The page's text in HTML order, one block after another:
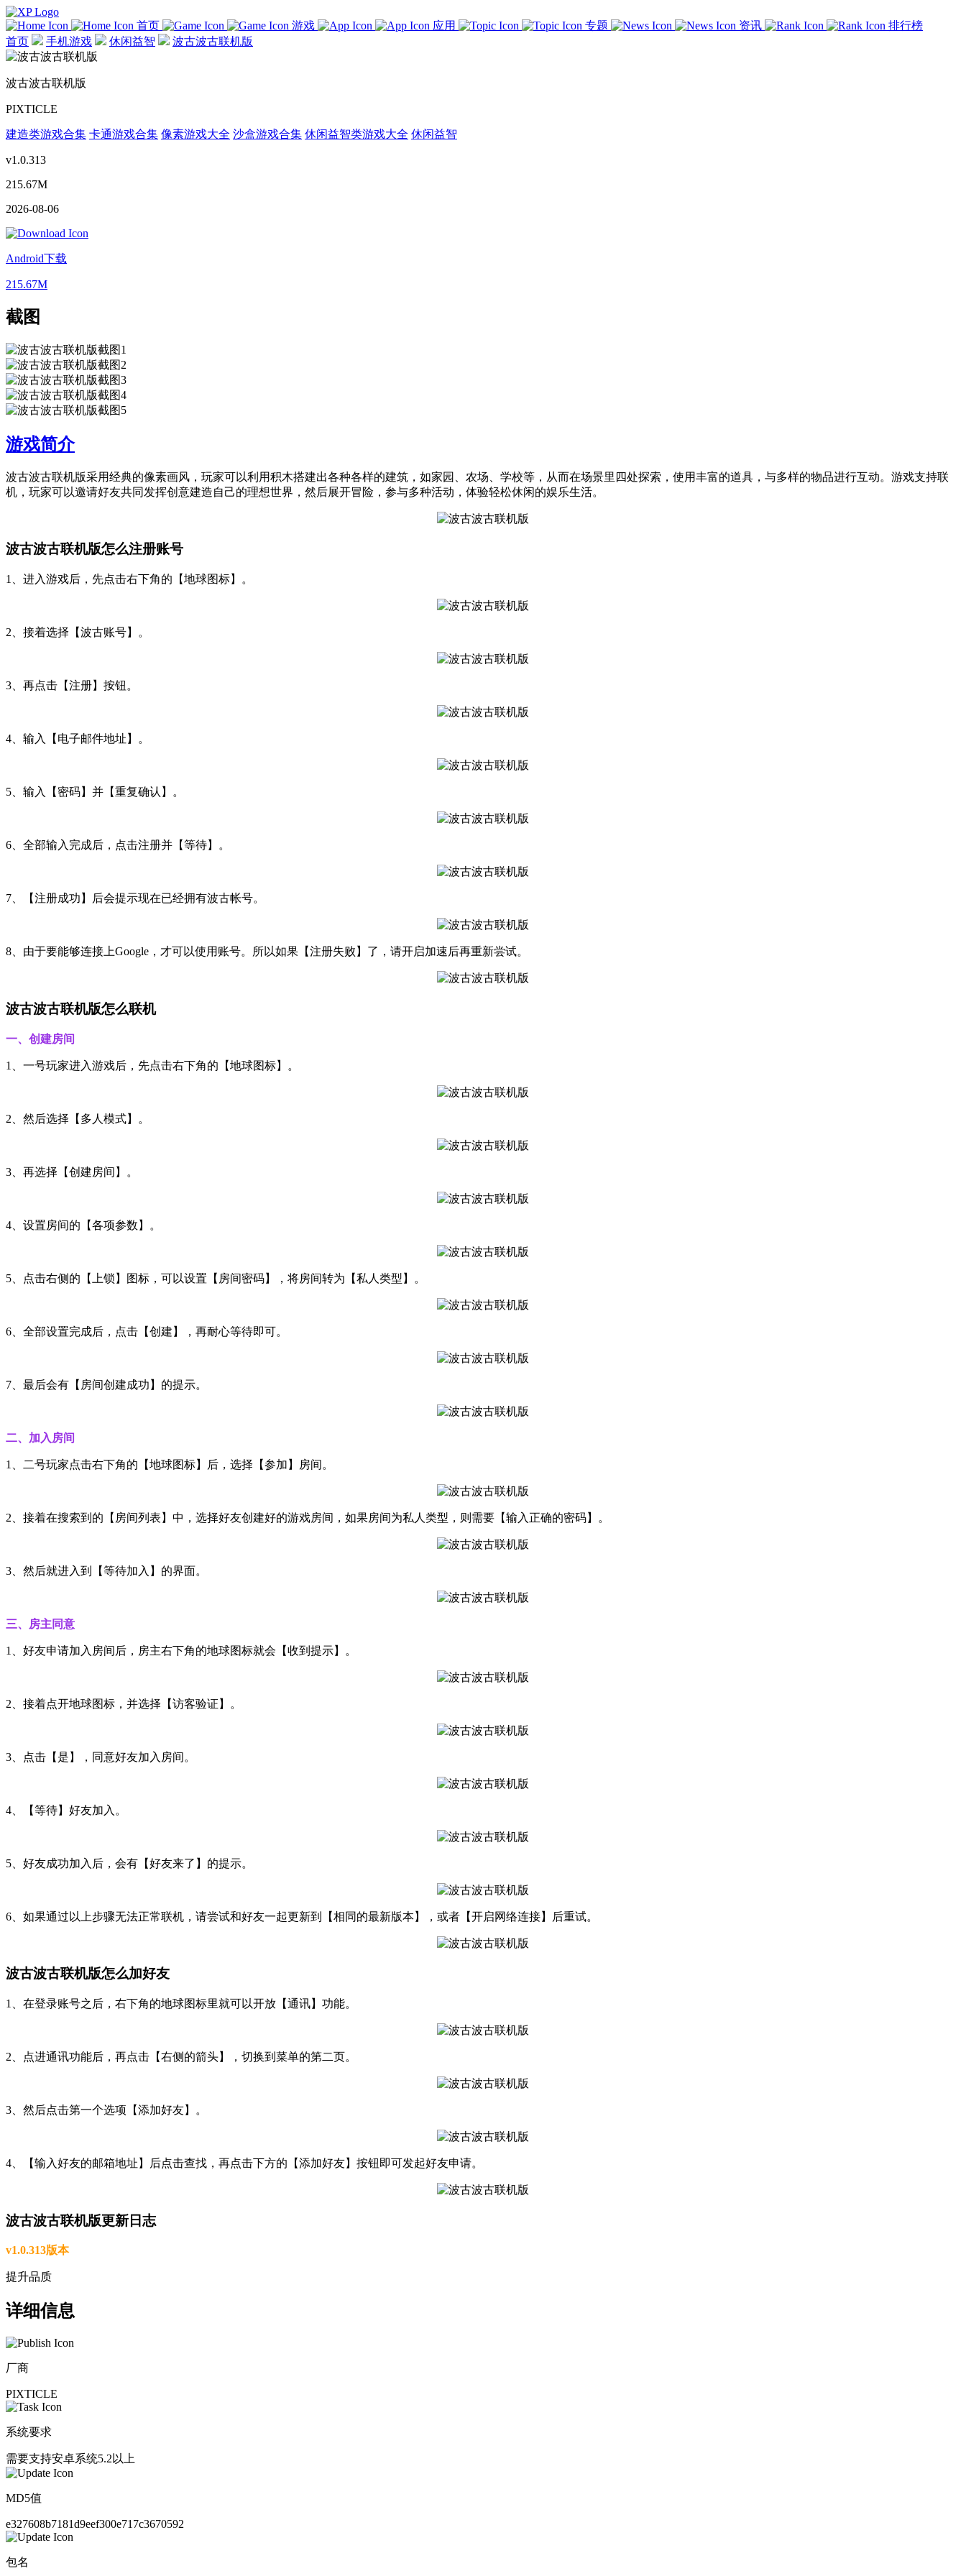
首页 游戏 应用 专题 资讯
排行榜
首页
手机游戏 休闲益智 波古波古联机版
波古波古联机版
PIXTICLE
建造类游戏合集 卡通游戏合集 像素游戏大全 沙盒游戏合集 休闲益智类游戏大全 休闲益智
v1.0.313
215.67M
2026-08-06
Android下载
215.67M
截图
游戏简介
波古波古联机版采用经典的像素画风，玩家可以利用积木搭建出各种各样的建筑，如家园、农场、学校等，从而在场景里四处探索，使用丰富的道具，与多样的物品进行互动。游戏支持联
机，玩家可以邀请好友共同发挥创意建造自己的理想世界，然后展开冒险，参与多种活动，体验轻松休闲的娱乐生活。
波古波古联机版怎么注册账号
1、进入游戏后，先点击右下角的【地球图标】。
2、接着选择【波古账号】。
3、再点击【注册】按钮。
4、输入【电子邮件地址】。
5、输入【密码】并【重复确认】。
6、全部输入完成后，点击注册并【等待】。
7、【注册成功】后会提示现在已经拥有波古帐号。
8、由于要能够连接上Google，才可以使用账号。所以如果【注册失败】了，请开启加速后再重新尝试。
波古波古联机版怎么联机
一、创建房间
1、一号玩家进入游戏后，先点击右下角的【地球图标】。
2、然后选择【多人模式】。
3、再选择【创建房间】。
4、设置房间的【各项参数】。
5、点击右侧的【上锁】图标，可以设置【房间密码】，将房间转为【私人类型】。
6、全部设置完成后，点击【创建】，再耐心等待即可。
7、最后会有【房间创建成功】的提示。
二、加入房间
1、二号玩家点击右下角的【地球图标】后，选择【参加】房间。
2、接着在搜索到的【房间列表】中，选择好友创建好的游戏房间，如果房间为私人类型，则需要【输入正确的密码】。
3、然后就进入到【等待加入】的界面。
三、房主同意
1、好友申请加入房间后，房主右下角的地球图标就会【收到提示】。
2、接着点开地球图标，并选择【访客验证】。
3、点击【是】，同意好友加入房间。
4、【等待】好友加入。
5、好友成功加入后，会有【好友来了】的提示。
6、如果通过以上步骤无法正常联机，请尝试和好友一起更新到【相同的最新版本】，或者【开启网络连接】后重试。
波古波古联机版怎么加好友
1、在登录账号之后，右下角的地球图标里就可以开放【通讯】功能。
2、点进通讯功能后，再点击【右侧的箭头】，切换到菜单的第二页。
3、然后点击第一个选项【添加好友】。
4、【输入好友的邮箱地址】后点击查找，再点击下方的【添加好友】按钮即可发起好友申请。
波古波古联机版更新日志
v1.0.313版本
提升品质
详细信息
厂商
PIXTICLE
系统要求
需要支持安卓系统5.2以上
MD5值
e327608b7181d9eef300e717c3670592
包名